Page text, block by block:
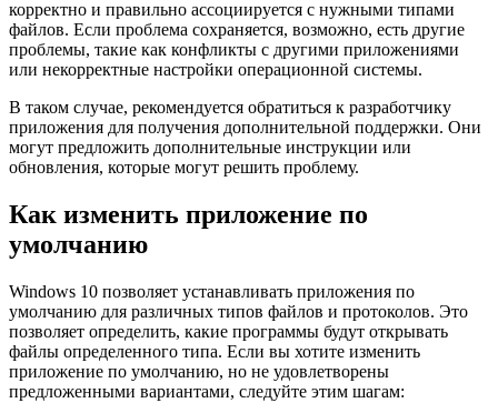
корректно и правильно ассоциируется с нужными типами
файлов. Если проблема сохраняется, возможно, есть другие
проблемы, такие как конфликты с другими приложениями
или некорректные настройки операционной системы.
В таком случае, рекомендуется обратиться к разработчику
приложения для получения дополнительной поддержки. Они
могут предложить дополнительные инструкции или
обновления, которые могут решить проблему.
Как изменить приложение по
умолчанию
Windows 10 позволяет устанавливать приложения по
умолчанию для различных типов файлов и протоколов. Это
позволяет определить, какие программы будут открывать
файлы определенного типа. Если вы хотите изменить
приложение по умолчанию, но не удовлетворены
предложенными вариантами, следуйте этим шагам: